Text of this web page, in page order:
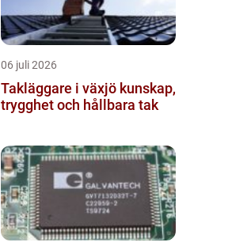
06 juli 2026
Takläggare i växjö kunskap,
trygghet och hållbara tak